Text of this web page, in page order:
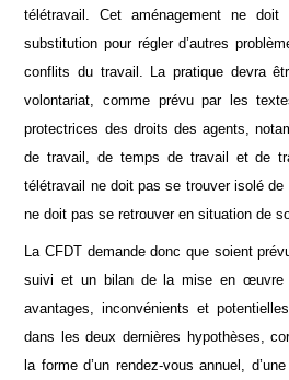
télétravail. Cet aménagement ne
substitution pour régler d’autres
conflits du travail. La pratique devra
volontariat, comme prévu par les
protectrices des droits des agents,
de travail, de temps de travail et de
télétravail ne doit pas se trouver isolé
ne doit pas se retrouver en situation de
La CFDT demande donc que soient
suivi et un bilan de la mise en œuvre
avantages, inconvénients et
dans les deux dernières hypothèses,
la forme d’un rendez-vous annuel,